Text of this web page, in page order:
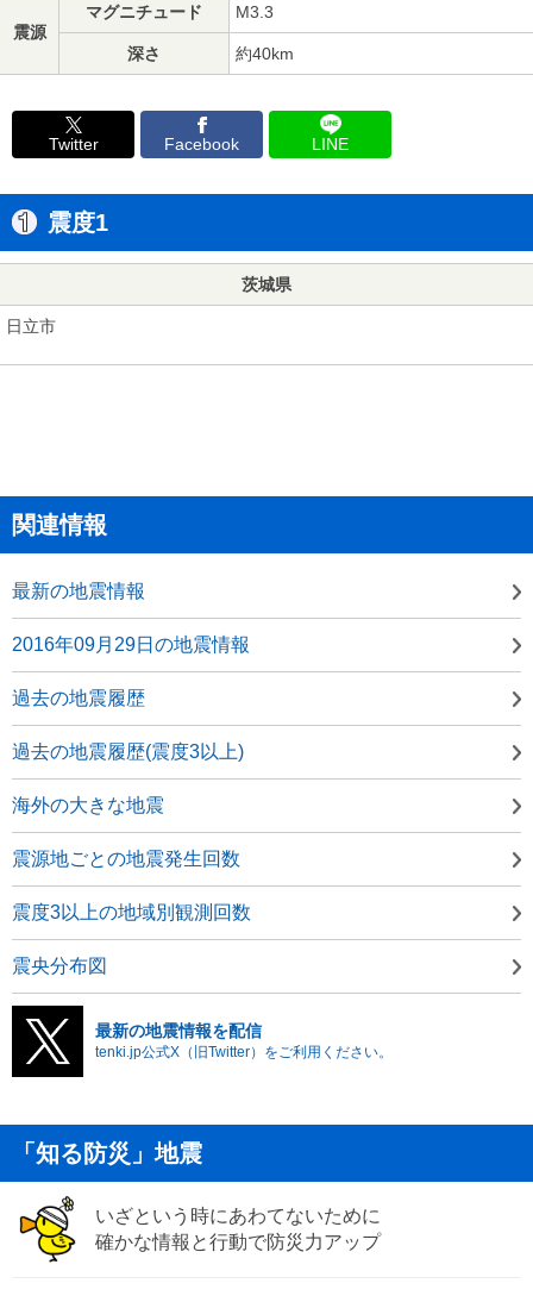
震源
マグニチュード M3.3
深さ 約40km
Twitter Facebook LINE
震度1
茨城県
日立市
関連情報
最新の地震情報
2016年09月29日の地震情報
過去の地震履歴
過去の地震履歴(震度3以上)
海外の大きな地震
震源地ごとの地震発生回数
震度3以上の地域別観測回数
震央分布図
最新の地震情報を配信
tenki.jp公式X（旧Twitter）をご利用ください。
「知る防災」地震
いざという時にあわてないために
確かな情報と行動で防災力アップ